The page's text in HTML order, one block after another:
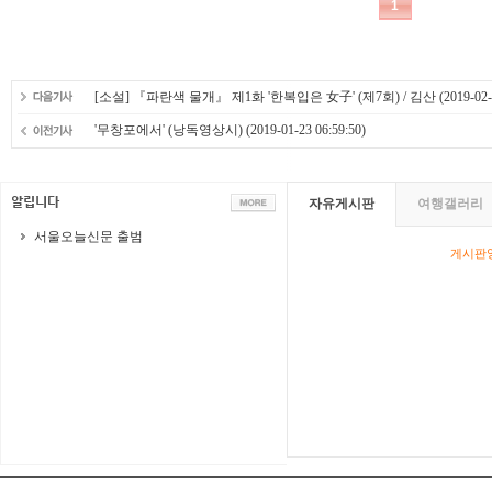
[소설] 『파란색 물개』 제1화 '한복입은 女子' (제7회) / 김산 (2019-
'무창포에서' (낭독영상시) (2019-01-23 06:59:50)
서울오늘신문 출범
자유게시판 여행갤러리
게시판